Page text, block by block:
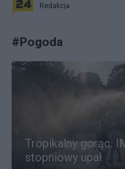
Redakcja
#Pogoda
Tropikalny gorąc.
stopniowy upał